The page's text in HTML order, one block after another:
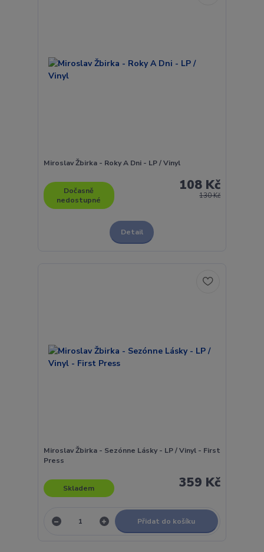
Miroslav Žbirka - Roky A Dni - LP / Vinyl
130 Kč
108 Kč
Dočasně
nedostupné
Detail
Miroslav Žbirka - Sezónne Lásky - LP / Vinyl - First
Press
359 Kč
Skladem
Přidat do košíku